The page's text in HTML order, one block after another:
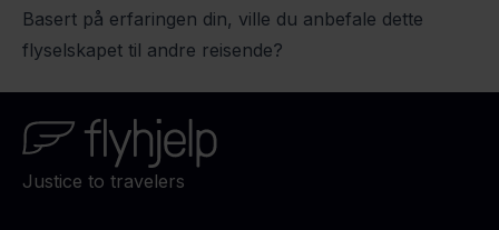
Basert på erfaringen din, ville du anbefale dette
flyselskapet til andre reisende?
Justice to travelers